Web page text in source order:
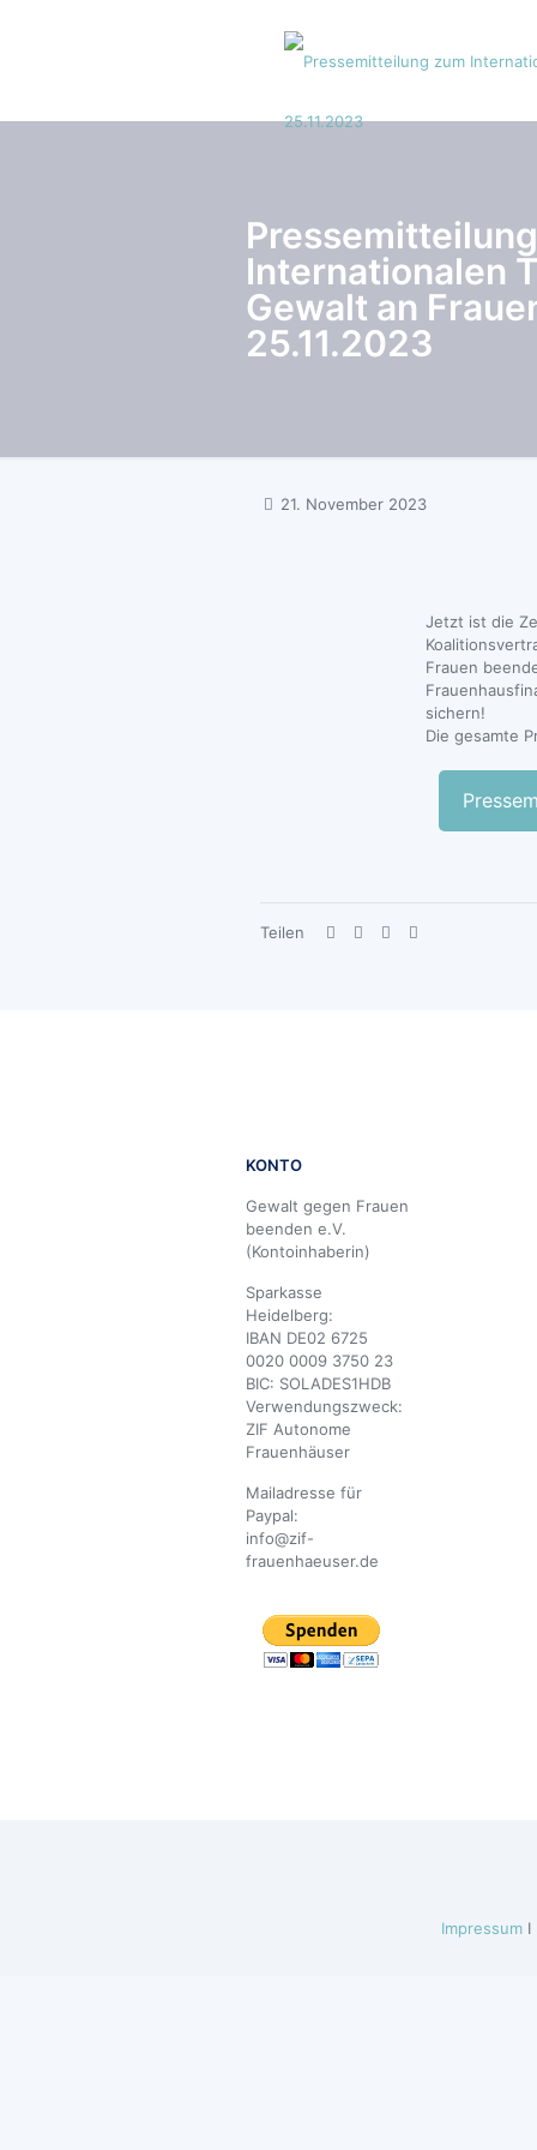
Internationalen
Gewalt an
25.11.2023
21. November 2023
Jetzt ist die
Frauen
sichern!
Die gesamte
Teilen
KONTO
Gewalt gegen Frauen
beenden e.V.
(Kontoinhaberin)
Sparkasse
Heidelberg:
IBAN DE02 6725
0020 0009 3750 23
BIC: SOLADES1HDB
Verwendungszweck:
ZIF Autonome
Frauenhäuser
Mailadresse für
Paypal:
info@zif-
frauenhaeuser.de
ImpressumI